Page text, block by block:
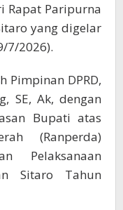
Rapat Paripurna
yang digelar
7/2026).
DPRD,
SE, Ak, dengan
Bupati atas
(Ranperda)
Pelaksanaan
Sitaro Tahun